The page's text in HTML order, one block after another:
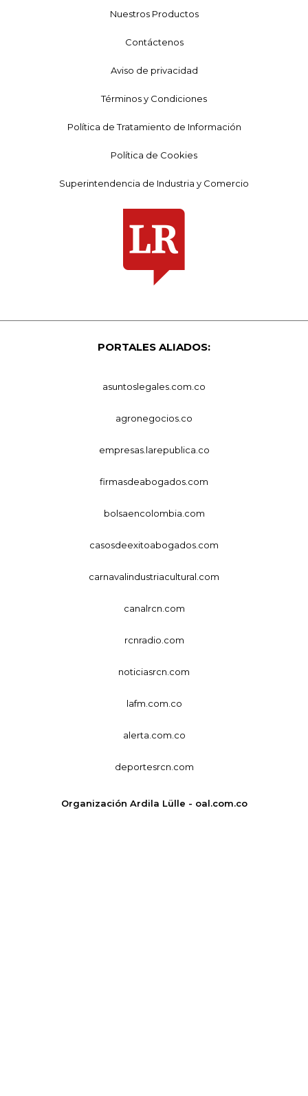
Nuestros Productos
Contáctenos
Aviso de privacidad
Términos y Condiciones
Política de Tratamiento de Información
Política de Cookies
Superintendencia de Industria y Comercio
PORTALES ALIADOS:
asuntoslegales.com.co
agronegocios.co
empresas.larepublica.co
firmasdeabogados.com
bolsaencolombia.com
casosdeexitoabogados.com
carnavalindustriacultural.com
canalrcn.com
rcnradio.com
noticiasrcn.com
lafm.com.co
alerta.com.co
deportesrcn.com
Organización Ardila Lülle - oal.com.co